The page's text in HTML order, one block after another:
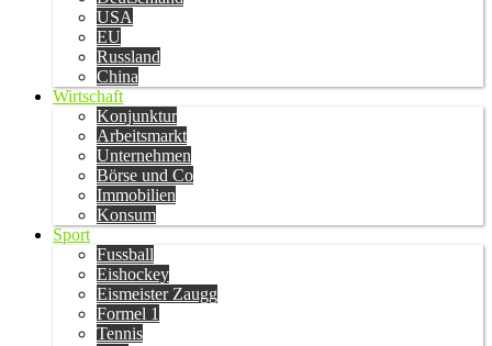
USA
EU
Russland
China
Wirtschaft
Konjunktur
Arbeitsmarkt
Unternehmen
Börse und Co
Immobilien
Konsum
Sport
Fussball
Eishockey
Eismeister Zaugg
Formel 1
Tennis